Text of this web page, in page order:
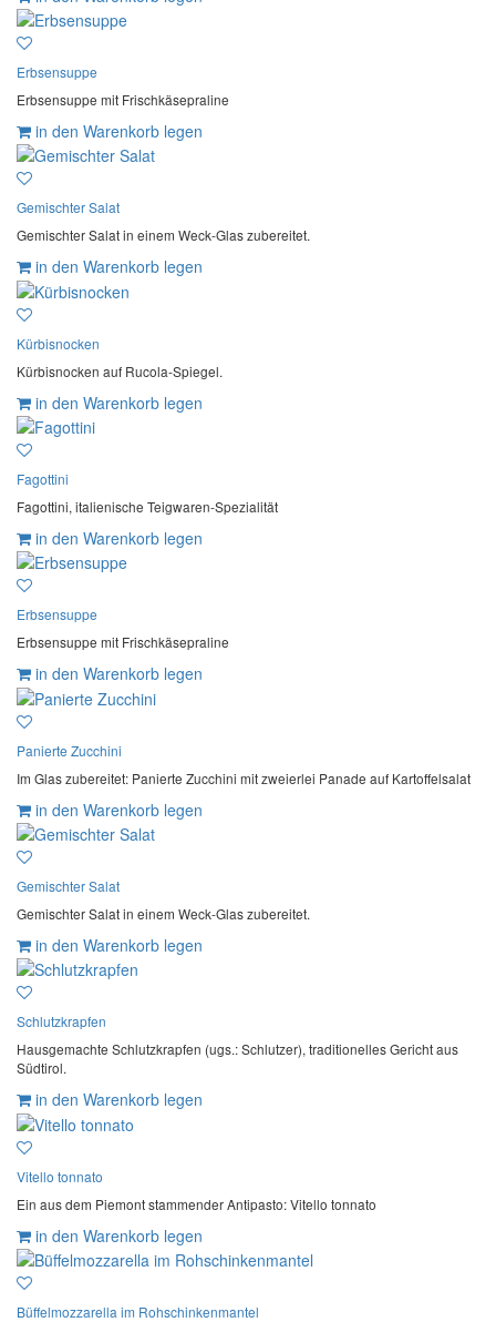
Erbsensuppe
Erbsensuppe mit Frischkäsepraline
in den Warenkorb legen
Gemischter Salat
Gemischter Salat in einem Weck-Glas zubereitet.
in den Warenkorb legen
Kürbisnocken
Kürbisnocken auf Rucola-Spiegel.
in den Warenkorb legen
Fagottini
Fagottini, italienische Teigwaren-Spezialität
in den Warenkorb legen
Erbsensuppe
Erbsensuppe mit Frischkäsepraline
in den Warenkorb legen
Panierte Zucchini
Im Glas zubereitet: Panierte Zucchini mit zweierlei Panade auf Kartoffelsalat
in den Warenkorb legen
Gemischter Salat
Gemischter Salat in einem Weck-Glas zubereitet.
in den Warenkorb legen
Schlutzkrapfen
Hausgemachte Schlutzkrapfen (ugs.: Schlutzer), traditionelles Gericht aus
Südtirol.
in den Warenkorb legen
Vitello tonnato
Ein aus dem Piemont stammender Antipasto: Vitello tonnato
in den Warenkorb legen
Büffelmozzarella im Rohschinkenmantel